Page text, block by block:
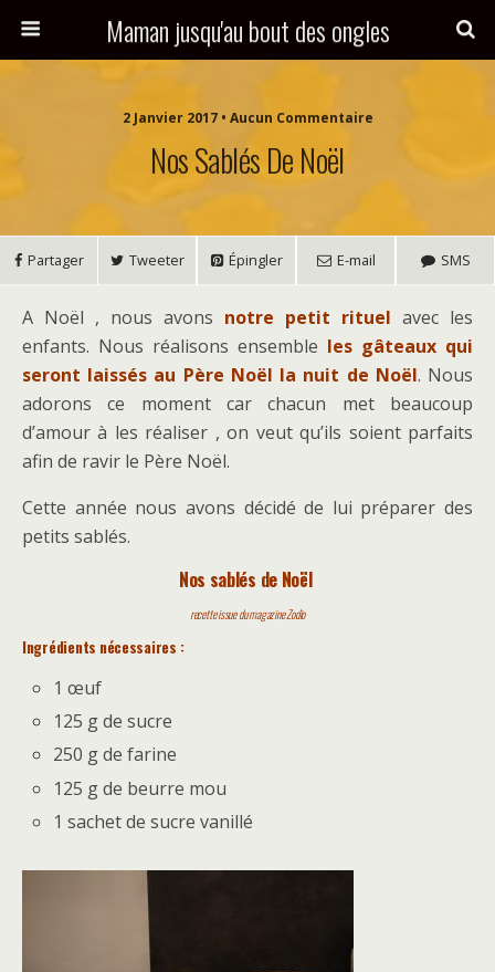
Maman jusqu'au bout des ongles
2 Janvier 2017 • Aucun Commentaire
Nos Sablés De Noël
Partager Tweeter Épingler E-mail SMS
A Noël , nous avons notre petit rituel avec les
enfants. Nous réalisons ensemble les gâteaux qui
seront laissés au Père Noël la nuit de Noël. Nous
adorons ce moment car chacun met beaucoup
d’amour à les réaliser , on veut qu’ils soient parfaits
afin de ravir le Père Noël.
Cette année nous avons décidé de lui préparer des
petits sablés.
Nos sablés de Noël
recette issue du magazine Zodio
Ingrédients nécessaires :
1 œuf
125 g de sucre
250 g de farine
125 g de beurre mou
1 sachet de sucre vanillé